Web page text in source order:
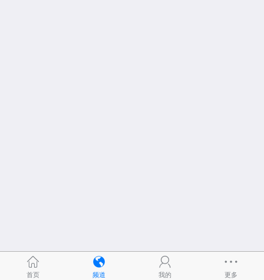
首页 频道 我的 更多